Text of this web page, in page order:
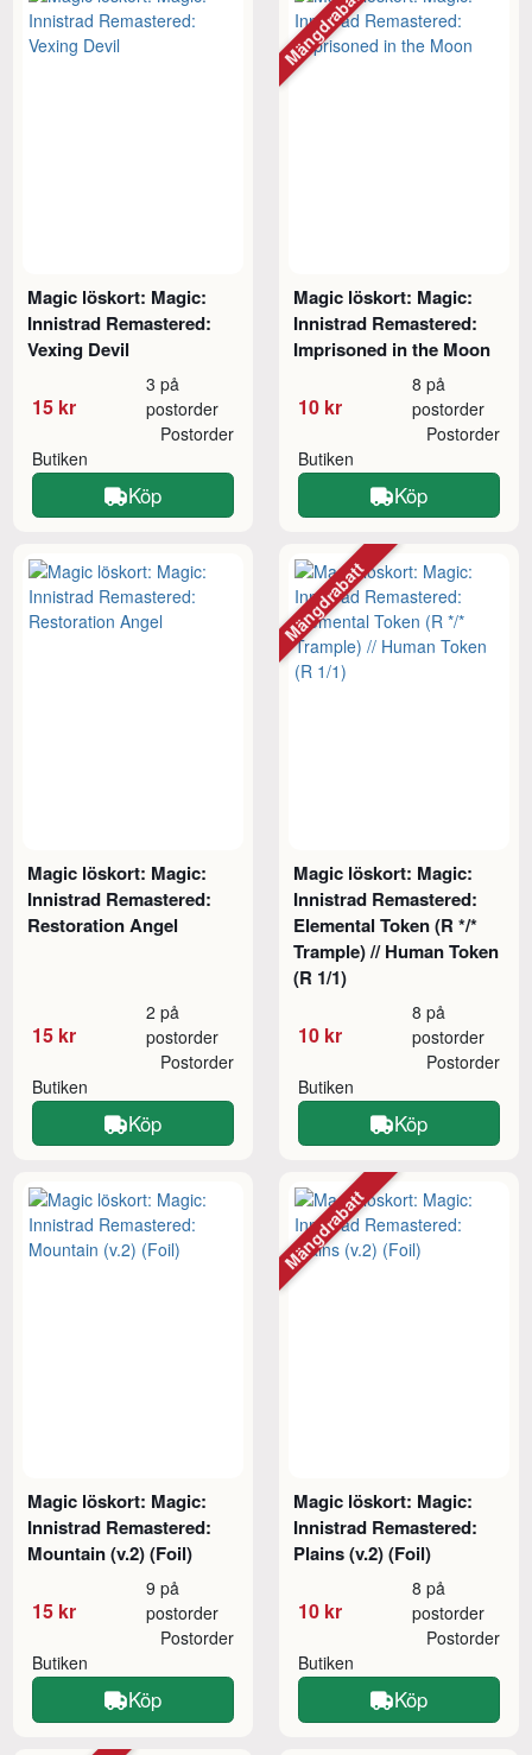
Magic löskort: Magic:
Innistrad Remastered:
Vexing Devil
15 kr
3 på
postorder
Butiken
Postorder
Köp
Magic löskort: Magic:
Innistrad Remastered:
Imprisoned in the Moon
10 kr
8 på
postorder
Butiken
Postorder
Köp
Mängdrabatt
Magic löskort: Magic:
Innistrad Remastered:
Restoration Angel
15 kr
2 på
postorder
Butiken
Postorder
Köp
Magic löskort: Magic:
Innistrad Remastered:
Elemental Token (R */*
Trample) // Human Token
(R 1/1)
10 kr
8 på
postorder
Butiken
Postorder
Köp
Mängdrabatt
Magic löskort: Magic:
Innistrad Remastered:
Mountain (v.2) (Foil)
15 kr
9 på
postorder
Butiken
Postorder
Köp
Magic löskort: Magic:
Innistrad Remastered:
Plains (v.2) (Foil)
10 kr
8 på
postorder
Butiken
Postorder
Köp
Mängdrabatt